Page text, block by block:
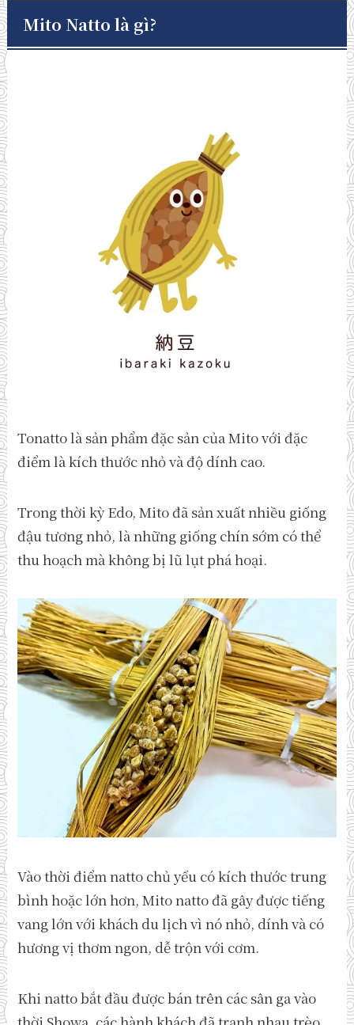
Mito Natto là gì?
Tonatto là sản phẩm đặc sản của Mito với đặc
điểm là kích thước nhỏ và độ dính cao.
Trong thời kỳ Edo, Mito đã sản xuất nhiều giống
đậu tương nhỏ, là những giống chín sớm có thể
thu hoạch mà không bị lũ lụt phá hoại.
Vào thời điểm natto chủ yếu có kích thước trung
bình hoặc lớn hơn, Mito natto đã gây được tiếng
vang lớn với khách du lịch vì nó nhỏ, dính và có
hương vị thơm ngon, dễ trộn với cơm.
Khi natto bắt đầu được bán trên các sân ga vào